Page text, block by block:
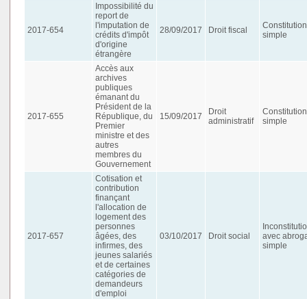
2017-654
Impossibilité du
report de
l'imputation de
crédits d'impôt
d'origine
étrangère
28/09/2017 Droit fiscal
simple
2017-655
Accès aux
archives
publiques
émanant du
Président de la
République, du
Premier
ministre et des
autres
membres du
Gouvernement
15/09/2017
Droit
administratif
simple
2017-657
Cotisation et
contribution
finançant
l'allocation de
logement des
personnes
âgées, des
infirmes, des
jeunes salariés
et de certaines
catégories de
demandeurs
d'emploi
03/10/2017 Droit social
avec
simple